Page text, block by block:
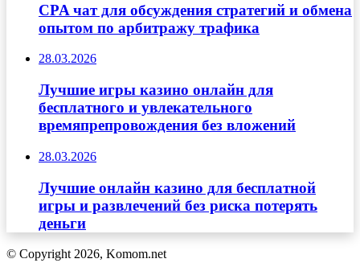
CPA чат для обсуждения стратегий и обмена
опытом по арбитражу трафика
28.03.2026
Лучшие игры казино онлайн для
бесплатного и увлекательного
времяпрепровождения без вложений
28.03.2026
Лучшие онлайн казино для бесплатной
игры и развлечений без риска потерять
деньги
© Copyright 2026, Komom.net